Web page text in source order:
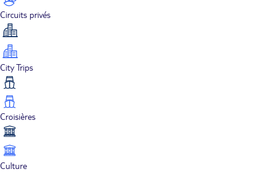
Circuits privés
City Trips
Croisières
Culture